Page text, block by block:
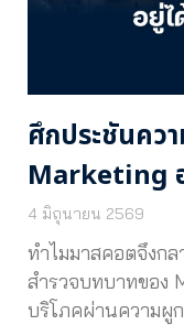
ศึกประชันคว
Marketing
4 มิถุนายน 2569
ทำไมมาสคอตจึงก
สำรวจบทบาทของ
บริโภคผ่านความ